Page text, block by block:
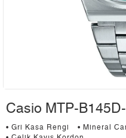
Casio MTP-
• Gri Kasa Rengi • Mineral